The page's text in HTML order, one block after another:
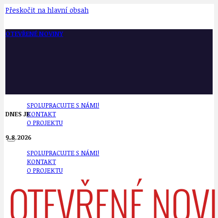
Přeskočit na hlavní obsah
OTEVŘENÉ NOVINY
SPOLUPRACUJTE S NÁMI!
KONTAKT
O PROJEKTU
SPOLUPRACUJTE S NÁMI!
KONTAKT
O PROJEKTU
DNES JE
9.8.2026